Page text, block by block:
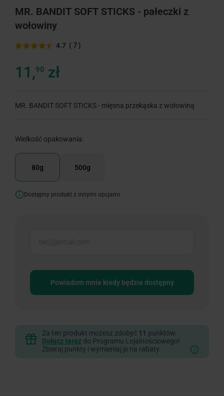
MR. BANDIT SOFT STICKS - pałeczki z
wołowiny
4.7 ( 7 )
11,90 zł
MR. BANDIT SOFT STICKS - mięsna przekąska z wołowiną
Wielkość opakowania:
80g 500g
Dostępny produkt z innymi opcjami
Powiadom mnie kiedy będzie dostępny
Za ten produkt możesz zdobyć 11 punktów.
Dołącz teraz do Programu Lojalnościowego!
Zbieraj punkty i wymieniaj je na rabaty.